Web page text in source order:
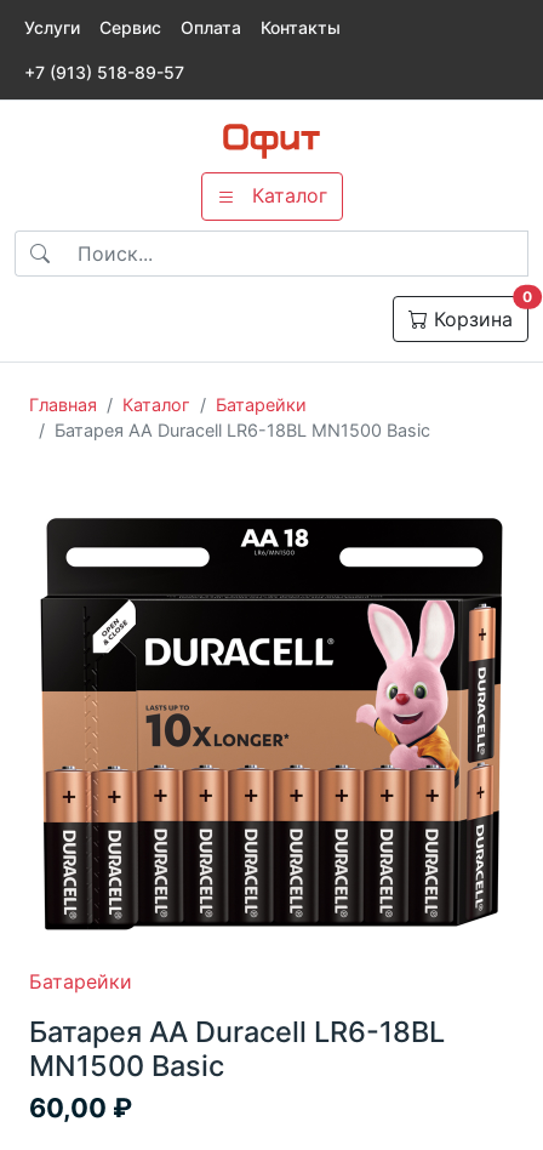
Услуги Сервис Оплата Контакты
+7 (913) 518-89-57
Каталог
Корзина
0
Главная Каталог
Батарейки
Батарея AA Duracell LR6-18BL MN1500 Basic
Батарейки
Батарея AA Duracell LR6-18BL
MN1500 Basic
60,00